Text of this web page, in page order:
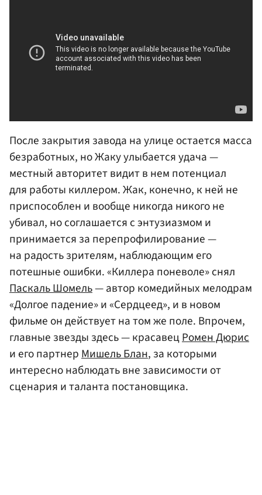
После закрытия завода на улице остается масса
безработных, но Жаку улыбается удача —
местный авторитет видит в нем потенциал
для работы киллером. Жак, конечно, к ней не
приспособлен и вообще никогда никого не
убивал, но соглашается с энтузиазмом и
принимается за перепрофилирование —
на радость зрителям, наблюдающим его
потешные ошибки. «Киллера поневоле» снял
Паскаль Шомель— автор комедийных мелодрам
«Долгое падение» и «Сердцеед», и в новом
фильме он действует на том же поле. Впрочем,
главные звезды здесь — красавецРомен Дюрис
и его партнерМишель Блан, за которыми
интересно наблюдать вне зависимости от
сценария и таланта постановщика.